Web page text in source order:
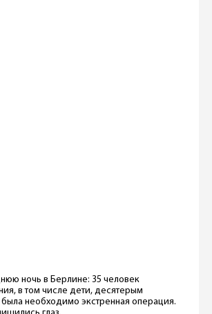
ночь в Берлине: 35 человек
в том числе дети, десятерым
необходимо экстренная операция.